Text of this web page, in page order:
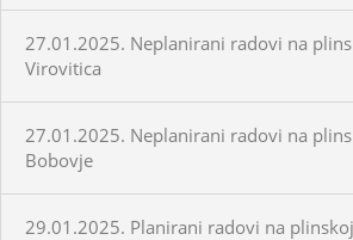
27.01.2025. Neplanirani radovi na
Virovitica
27.01.2025. Neplanirani radovi na
Bobovje
29.01.2025. Planirani radovi na